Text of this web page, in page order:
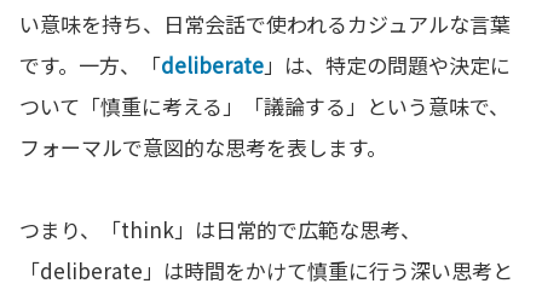
い意味を持ち、日常会話で使われるカジュアルな言葉
です。一方、「deliberate」は、特定の問題や決定に
ついて「慎重に考える」「議論する」という意味で、
フォーマルで意図的な思考を表します。
つまり、「think」は日常的で広範な思考、
「deliberate」は時間をかけて慎重に行う深い思考と